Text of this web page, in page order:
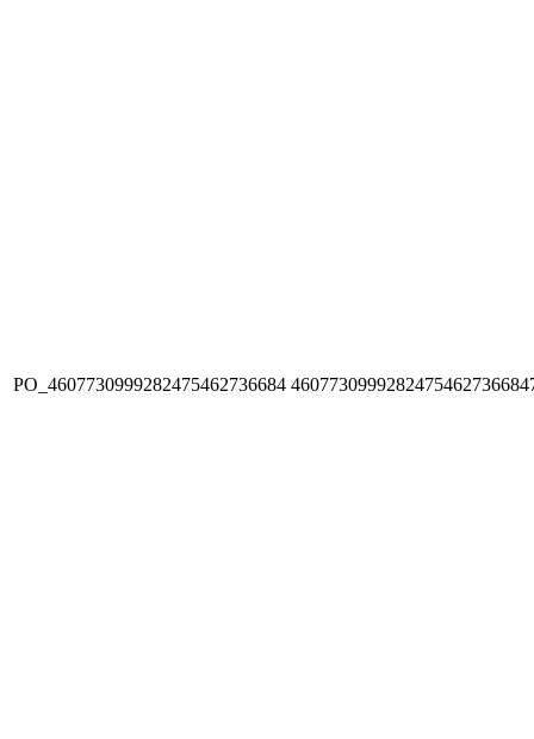
PO_4607730999282475462736684